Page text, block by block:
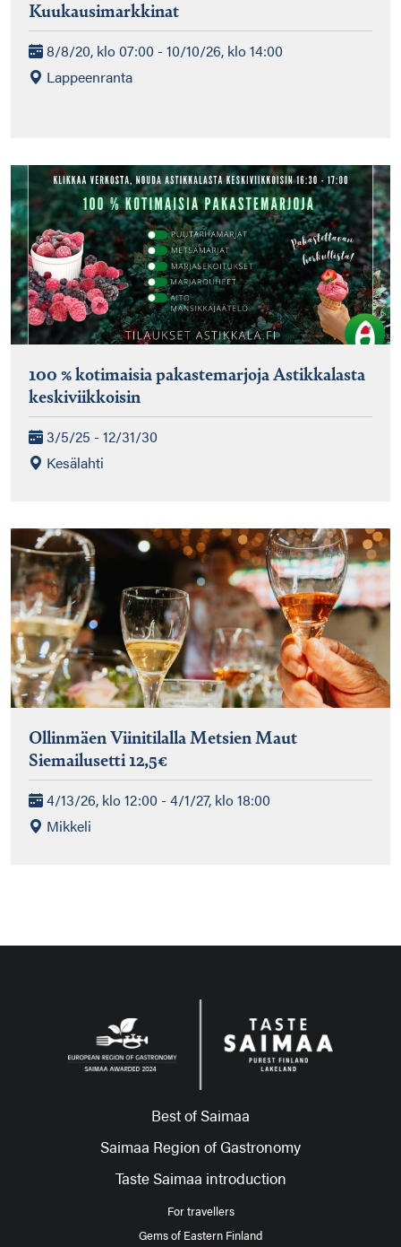
Kuukausimarkkinat
8/8/20, klo 07:00 - 10/10/26, klo 14:00
Lappeenranta
100 % kotimaisia pakastemarjoja Astikkalasta
keskiviikkoisin
3/5/25 - 12/31/30
Kesälahti
Ollinmäen Viinitilalla Metsien Maut
Siemailusetti 12,5€
4/13/26, klo 12:00 - 4/1/27, klo 18:00
Mikkeli
Best of Saimaa
Saimaa Region of Gastronomy
Taste Saimaa introduction
For travellers
Gems of Eastern Finland